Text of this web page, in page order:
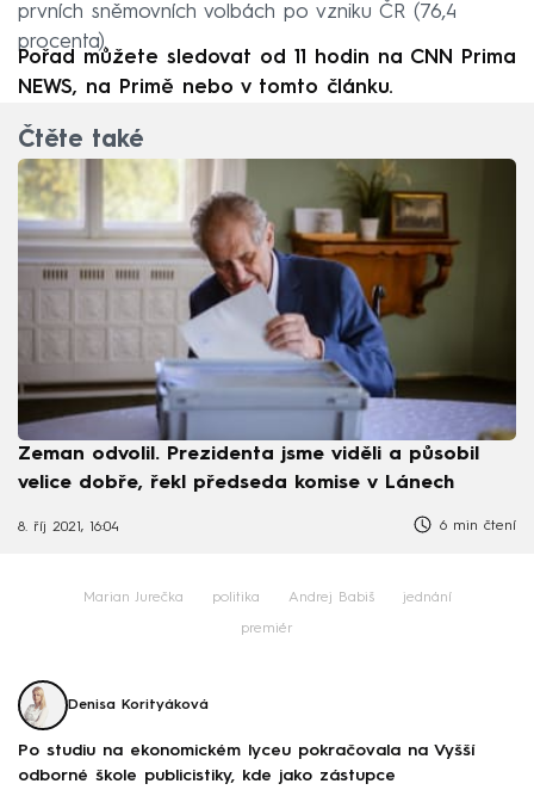
prvních sněmovních volbách po vzniku ČR (76,4
procenta).
Pořad můžete sledovat od 11 hodin na CNN Prima
NEWS, na Primě nebo v tomto článku.
Čtěte také
Zeman odvolil. Prezidenta jsme viděli a působil
velice dobře, řekl předseda komise v Lánech
8. říj 2021, 16:04 6 min čtení
Marian Jurečka politika Andrej Babiš jednání
premiér
Denisa Korityáková
Po studiu na ekonomickém lyceu pokračovala na Vyšší
odborné škole publicistiky, kde jako zástupce